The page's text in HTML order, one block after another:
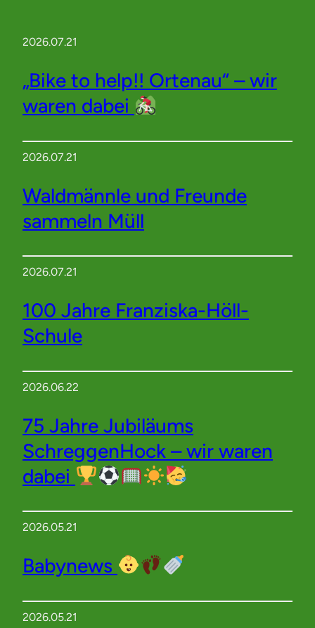
2026.07.21
„Bike to help!! Ortenau“ – wir
waren dabei
2026.07.21
Waldmännle und Freunde
sammeln Müll
2026.07.21
100 Jahre Franziska-Höll-
Schule
2026.06.22
75 Jahre Jubiläums
SchreggenHock – wir waren
dabei
2026.05.21
Babynews
2026.05.21